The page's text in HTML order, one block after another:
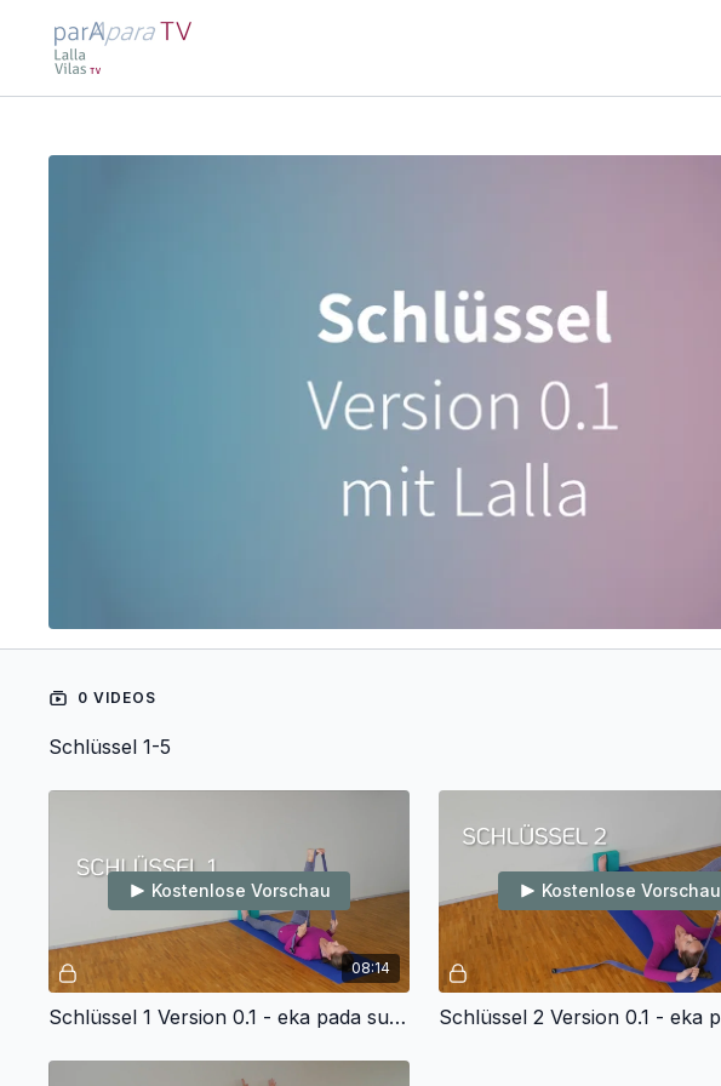
0 VIDEOS
Schlüssel 1-5
08:14
Kostenlose Vorschau
Schlüssel 1 Version 0.1 - eka pada supta padangusthasana
Kostenlose Vorschau